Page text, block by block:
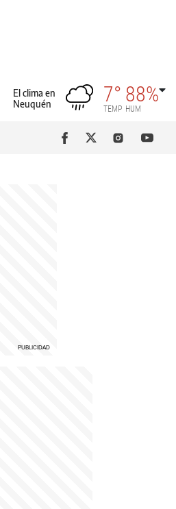
El clima en
Neuquén
7°
TEMP
88%
HUM